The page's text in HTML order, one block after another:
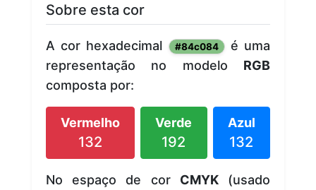
Sobre esta cor
A cor hexadecimal #84c084 é uma
representação no modelo RGB
composta por:
Vermelho
132
Verde
192
Azul
132
No espaço de cor CMYK(usado